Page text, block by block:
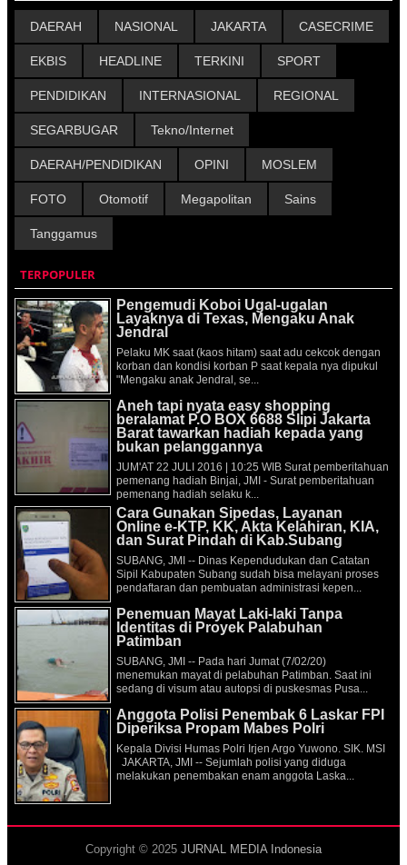
DAERAH NASIONAL JAKARTA CASECRIME
EKBIS HEADLINE TERKINI SPORT
PENDIDIKAN INTERNASIONAL REGIONAL
SEGARBUGAR Tekno/Internet
DAERAH/PENDIDIKAN OPINI MOSLEM
FOTO Otomotif Megapolitan Sains
Tanggamus
TERPOPULER
Pengemudi Koboi Ugal-ugalan
Layaknya di Texas, Mengaku Anak
Jendral
Pelaku MK saat (kaos hitam) saat adu cekcok dengan
korban dan kondisi korban P saat kepala nya dipukul
"Mengaku anak Jendral, se...
Aneh tapi nyata easy shopping
beralamat P.O BOX 6688 Slipi Jakarta
Barat tawarkan hadiah kepada yang
bukan pelanggannya
JUM'AT 22 JULI 2016 | 10:25 WIB Surat pemberitahuan
pemenang hadiah Binjai, JMI - Surat pemberitahuan
pemenang hadiah selaku k...
Cara Gunakan Sipedas, Layanan
Online e-KTP, KK, Akta Kelahiran, KIA,
dan Surat Pindah di Kab.Subang
SUBANG, JMI -- Dinas Kependudukan dan Catatan
Sipil Kabupaten Subang sudah bisa melayani proses
pendaftaran dan pembuatan administrasi kepen...
Penemuan Mayat Laki-laki Tanpa
Identitas di Proyek Palabuhan
Patimban
SUBANG, JMI -- Pada hari Jumat (7/02/20)
menemukan mayat di pelabuhan Patimban. Saat ini
sedang di visum atau autopsi di puskesmas Pusa...
Anggota Polisi Penembak 6 Laskar FPI
Diperiksa Propam Mabes Polri
Kepala Divisi Humas Polri Irjen Argo Yuwono. SIK. MSI
JAKARTA, JMI -- Sejumlah polisi yang diduga
melakukan penembakan enam anggota Laska...
Copyright © 2025 JURNAL MEDIA Indonesia